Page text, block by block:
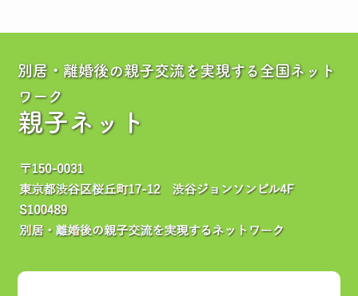
別居・離婚後の親子交流を実現する全国ネット
ワーク
親子ネット